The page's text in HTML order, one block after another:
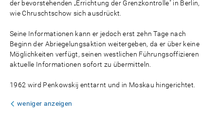
der bevorstehenden „Errichtung der Grenzkontrolle" in Berlin,
wie Chruschtschow sich ausdrückt.
Seine Informationen kann er jedoch erst zehn Tage nach
Beginn der Abriegelungsaktion weitergeben, da er über keine
Möglichkeiten verfügt, seinen westlichen Führungsoffizieren
aktuelle Informationen sofort zu übermitteln.
1962 wird Penkowskij enttarnt und in Moskau hingerichtet.
weniger anzeigen